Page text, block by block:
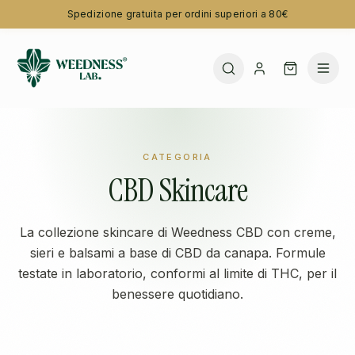
Spedizione gratuita per ordini superiori a 80€
CATEGORIA
CBD Skincare
La collezione skincare di Weedness CBD con creme,
sieri e balsami a base di CBD da canapa. Formule
testate in laboratorio, conformi al limite di THC, per il
benessere quotidiano.